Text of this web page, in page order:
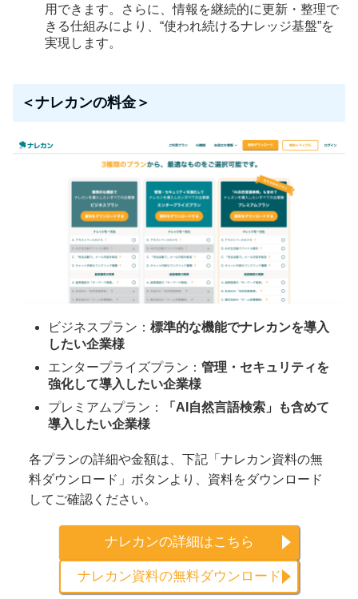
用できます。さらに、情報を継続的に更新・整理で
きる仕組みにより、“使われ続けるナレッジ基盤”を
実現します。
＜ナレカンの料金＞
ビジネスプラン： 標準的な機能でナレカンを導入
したい企業様
エンタープライズプラン： 管理・セキュリティを
強化して導入したい企業様
プレミアムプラン：
「AI自然言語検索」も含めて
導入したい企業様
各プランの詳細や金額は、下記「ナレカン資料の無
料ダウンロード」ボタンより、資料をダウンロード
してご確認ください。
ナレカンの詳細はこちら
ナレカン資料の無料ダウンロード